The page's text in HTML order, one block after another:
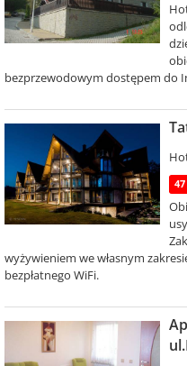
bezprzewodowym dostępem do
47
wyżywieniem we własnym
bezpłatnego WiFi.